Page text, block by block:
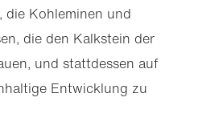
die Kohleminen und
die den Kalkstein der
und stattdessen auf
Entwicklung zu